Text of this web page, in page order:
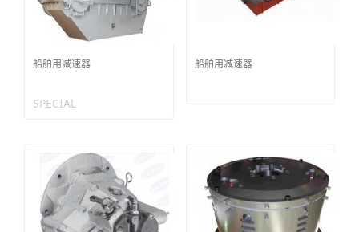
船舶用减速器
SPECIAL
船舶用减速器